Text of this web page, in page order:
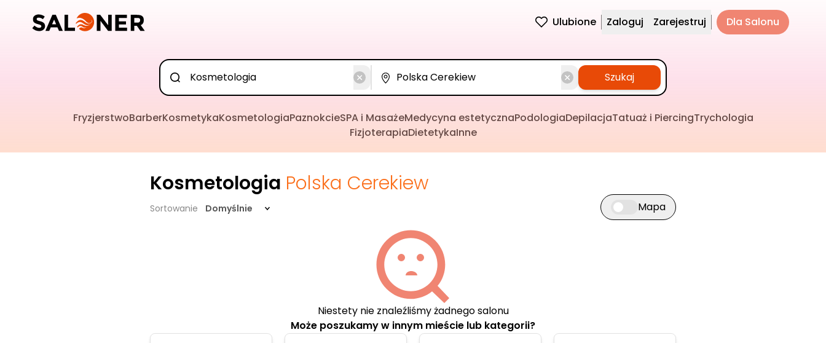
Ulubione Zaloguj Zarejestruj Dla Salonu
Szukaj
FryzjerstwoBarberKosmetykaKosmetologiaPaznokcieSPA i MasażeMedycyna estetycznaPodologiaDepilacjaTatuaż i PiercingTrychologia
FizjoterapiaDietetykaInne
Kosmetologia Polska Cerekiew
Sortowanie Domyślnie Przełącz widok mapy
Mapa
Niestety nie znaleźliśmy żadnego salonu
Może poszukamy w innym mieście lub kategorii?